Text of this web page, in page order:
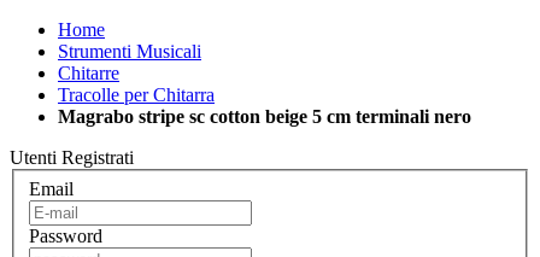
Home
Strumenti Musicali
Chitarre
Tracolle per Chitarra
Magrabo stripe sc cotton beige 5 cm terminali nero
Utenti Registrati
Email
Password